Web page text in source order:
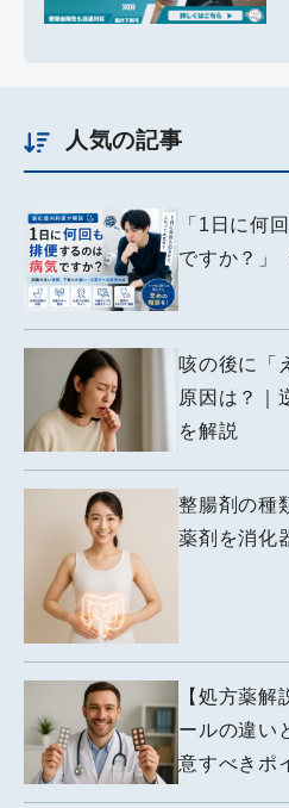
人気の記事
「1日に何
ですか？」
咳の後に「
原因は？｜
を解説
整腸剤の種
薬剤を消化
【処方薬
ールの違い
意すべきポ